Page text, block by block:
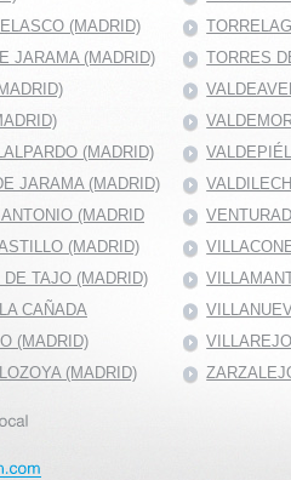
(MADRID)
JARAMA (MADRID)
TORRES
(MADRID)
JARAMA (MADRID)
(MADRID
(MADRID)
TAJO (MADRID)
CAÑADA
(MADRID)
(MADRID)